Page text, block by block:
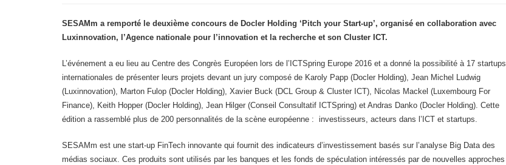
SESAMm a remporté le deuxième concours de Docler Holding ‘Pitch your Start-up’, organisé en collaboration avec
Luxinnovation, l’Agence nationale pour l’innovation et la recherche et son Cluster ICT.
L’événement a eu lieu au Centre des Congrès Européen lors de l’ICTSpring Europe 2016 et a donné la possibilité à 17 startups
internationales de présenter leurs projets devant un jury composé de Karoly Papp (Docler Holding), Jean Michel Ludwig
(Luxinnovation), Marton Fulop (Docler Holding), Xavier Buck (DCL Group & Cluster ICT), Nicolas Mackel (Luxembourg For
Finance), Keith Hopper (Docler Holding), Jean Hilger (Conseil Consultatif ICTSpring) et Andras Danko (Docler Holding). Cette
édition a rassemblé plus de 200 personnalités de la scène européenne : investisseurs, acteurs dans l’ICT et startups.
SESAMm est une start-up FinTech innovante qui fournit des indicateurs d’investissement basés sur l’analyse Big Data des
médias sociaux. Ces produits sont utilisés par les banques et les fonds de spéculation intéressés par de nouvelles approches